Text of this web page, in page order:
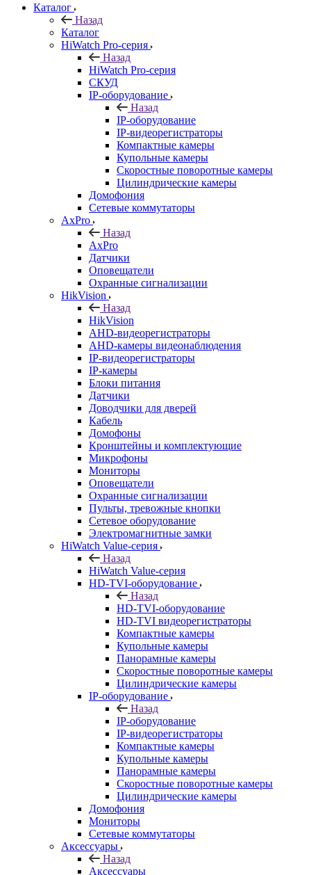
Каталог
Назад
Каталог
HiWatch Pro-серия
Назад
HiWatch Pro-серия
CКУД
IP-оборудование
Назад
IP-оборудование
IP-видеорегистраторы
Компактные камеры
Купольные камеры
Скоростные поворотные камеры
Цилиндрические камеры
Домофония
Сетевые коммутаторы
AxPro
Назад
AxPro
Датчики
Оповещатели
Охранные сигнализации
HikVision
Назад
HikVision
AHD-видеорегистраторы
AHD-камеры видеонаблюдения
IP-видеорегистраторы
IP-камеры
Блоки питания
Датчики
Доводчики для дверей
Кабель
Домофоны
Кронштейны и комплектующие
Микрофоны
Мониторы
Оповещатели
Охранные сигнализации
Пульты, тревожные кнопки
Сетевое оборудование
Электромагнитные замки
HiWatch Value-серия
Назад
HiWatch Value-серия
HD-TVI-оборудование
Назад
HD-TVI-оборудование
HD-TVI видеорегистраторы
Компактные камеры
Купольные камеры
Панорамные камеры
Скоростные поворотные камеры
Цилиндрические камеры
IP-оборудование
Назад
IP-оборудование
IP-видеорегистраторы
Компактные камеры
Купольные камеры
Панорамные камеры
Скоростные поворотные камеры
Цилиндрические камеры
Домофония
Мониторы
Сетевые коммутаторы
Аксессуары
Назад
Аксессуары